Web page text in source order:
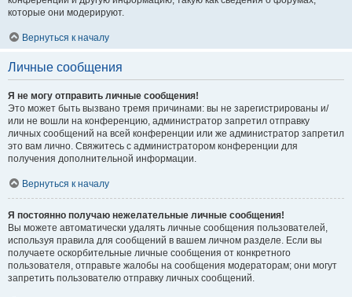
которые они модерируют.
Вернуться к началу
Личные сообщения
Я не могу отправить личные сообщения!
Это может быть вызвано тремя причинами: вы не зарегистрированы и/
или не вошли на конференцию, администратор запретил отправку
личных сообщений на всей конференции или же администратор запретил
это вам лично. Свяжитесь с администратором конференции для
получения дополнительной информации.
Вернуться к началу
Я постоянно получаю нежелательные личные сообщения!
Вы можете автоматически удалять личные сообщения пользователей,
используя правила для сообщений в вашем личном разделе. Если вы
получаете оскорбительные личные сообщения от конкретного
пользователя, отправьте жалобы на сообщения модераторам; они могут
запретить пользователю отправку личных сообщений.